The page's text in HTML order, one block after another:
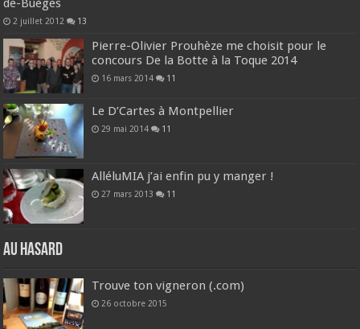
2 juillet 2012 13
Pierre-Olivier Prouhèze me choisit pour le
concours De la Botte à la Toque 2014
16 mars 2014 11
Le D’Cartes à Montpellier
29 mai 2014 11
AlléluMIA j’ai enfin pu y manger !
27 mars 2013 11
Au hasard
Trouve ton vigneron (.com)
26 octobre 2015